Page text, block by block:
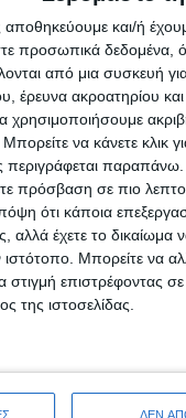
αποθηκεύουμε και/ή
προσωπικά δεδομένα,
από μια συσκευή για
έρευνα ακροατηρίου
χρησιμοποιήσουμε
να κάνετε κλικ
παραπάνω.
πρόσβαση σε πιο
ότι κάποια
αλλά έχετε το δικαίωμα
Μπορείτε να
επιστρέφοντας σε
της ιστοσελίδας.
ΔΕΝ
με μια
Προβάλλεται
| Ώρα
Γενική